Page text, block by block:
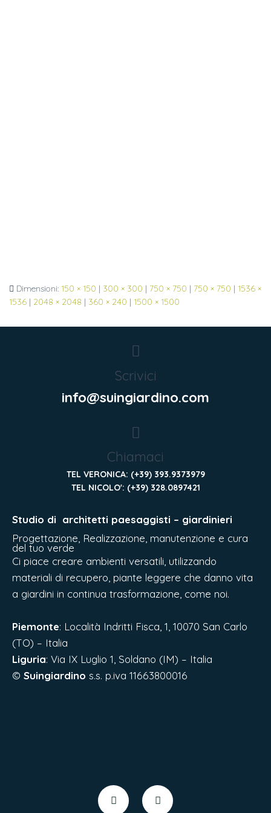
Dimensioni: 150 × 150 | 300 × 300 | 750 × 750 | 750 × 750 | 1536 ×
1536 | 2048 × 2048 | 360 × 240 | 1500 × 1500
Scrivici
info@suingiardino.com
Chiamaci
TEL VERONICA: (+39) 393.9373979
TEL NICOLO': (+39) 328.0897421
Studio di architetti paesaggisti – giardinieri
Progettazione, Realizzazione, manutenzione e cura
del tuo verde
Ci piace creare ambienti versatili, utilizzando
materiali di recupero, piante leggere che danno vita
a giardini in continua trasformazione, come noi.
Piemonte: Località Indritti Fisca, 1, 10070 San Carlo
(TO) – Italia
Liguria: Via IX Luglio 1, Soldano (IM) – Italia
© Suingiardino s.s. p.iva 11663800016